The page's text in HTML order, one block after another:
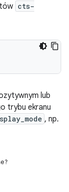
cts-
lub
trybu ekranu
, np.